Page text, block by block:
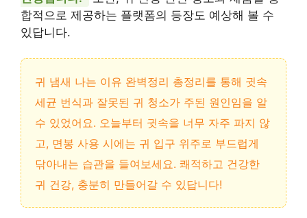
합적으로 제공하는 플랫폼의 등장도 예상해 볼 수
있답니다.
귀 냄새 나는 이유 완벽정리 총정리를 통해 귓속
세균 번식과 잘못된 귀 청소가 주된 원인임을 알
수 있었어요. 오늘부터 귓속을 너무 자주 파지 않
고, 면봉 사용 시에는 귀 입구 위주로 부드럽게
닦아내는 습관을 들여보세요. 쾌적하고 건강한
귀 건강, 충분히 만들어갈 수 있답니다!